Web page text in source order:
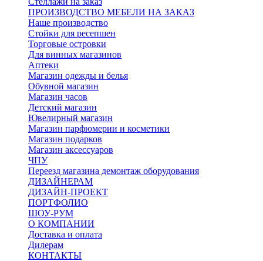
ПРОИЗВОДСТВО МЕБЕЛИ НА ЗАКАЗ
Наше производство
Стойки для ресепшен
Торговые островки
Для винных магазинов
Аптеки
Магазин одежды и белья
Обувной магазин
Магазин часов
Детский магазин
Ювелирный магазин
Магазин парфюмерии и косметики
Магазин подарков
Магазин аксессуаров
ЧПУ
Переезд магазина демонтаж оборудования
ДИЗАЙНЕРАМ
ДИЗАЙН-ПРОЕКТ
ПОРТФОЛИО
ШОУ-РУМ
О КОМПАНИИ
Доставка и оплата
Дилерам
КОНТАКТЫ